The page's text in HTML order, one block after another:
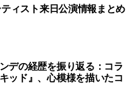
ィスト来日公演情報まとめ
デの経歴を振り返る：コラ
ッド』、心模様を描いたコ